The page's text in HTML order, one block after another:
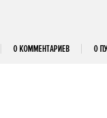
0 КОММЕНТАРИЕВ 0